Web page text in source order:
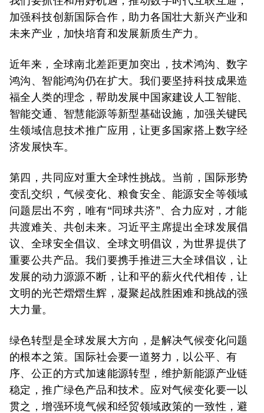
加强科技创新国际合作，助力各国壮大新兴产业和
未来产业，加快培育和发展新质生产力。
近年来，全球南北差距更加突出，技术鸿沟、数字
鸿沟、智能鸿沟仍在扩大。我们要坚持科技成果造
福全人类的理念，帮助发展中国家建设人工智能、
智能交通、智慧能源等新型基础设施，加强关键民
生领域信息技术推广应用，让更多国家搭上数字经
济发展快车。
第四，共同应对重大全球性挑战。当前，国际形势
变乱交织，气候变化、粮食安全、能源安全等领域
问题层出不穷，唯有“同球共济”、合力应对，才能
共渡难关、共创未来。习近平主席提出全球发展倡
议、全球安全倡议、全球文明倡议，为世界提供了
重要公共产品。我们要携手推进三大全球倡议，让
发展的动力源源不断，让和平的薪火代代相传，让
文明的光芒熠熠生辉，凝聚起战胜困难和挑战的强
大力量。
绿色转型是全球发展大方向，是解决气候变化问题
的根本之策。国际社会要一道努力，以公平、有
序、公正的方式加速能源转型，维护新能源产业链
稳定，推广绿色产品和技术。应对气候变化要一以
贯之，增强环境气候和经贸领域政策的一致性，避